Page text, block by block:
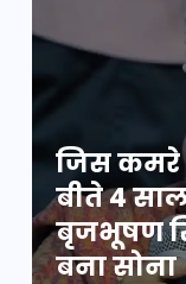
जिस कमरे
बीते 4
बृजभूषण
बना सोना